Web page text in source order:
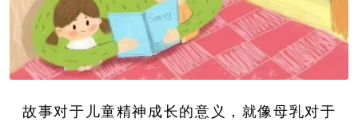
故事对于儿童精神成长的意义，就像母乳对于